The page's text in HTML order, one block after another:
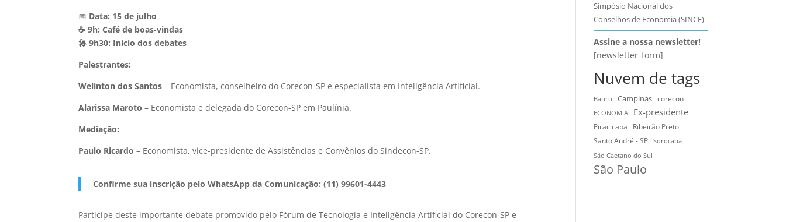
📅 Data: 15 de julho
☕ 9h: Café de boas-vindas
🎤 9h30: Início dos debates
Palestrantes:
Welinton dos Santos – Economista, conselheiro do Corecon-SP e especialista em Inteligência Artificial.
Alarissa Maroto – Economista e delegada do Corecon-SP em Paulínia.
Mediação:
Paulo Ricardo – Economista, vice-presidente de Assistências e Convênios do Sindecon-SP.
Confirme sua inscrição pelo WhatsApp da Comunicação: (11) 99601-4443
Participe deste importante debate promovido pelo Fórum de Tecnologia e Inteligência Artificial do Corecon-SP e
Simpósio Nacional dos
Conselhos de Economia (SINCE)
Assine a nossa newsletter!
[newsletter_form]
Nuvem de tags
Bauru Campinas
corecon
ECONOMIA
Ex-presidente
Piracicaba
Ribeirão Preto
Santo André - SP
Sorocaba
São Caetano do Sul
São Paulo